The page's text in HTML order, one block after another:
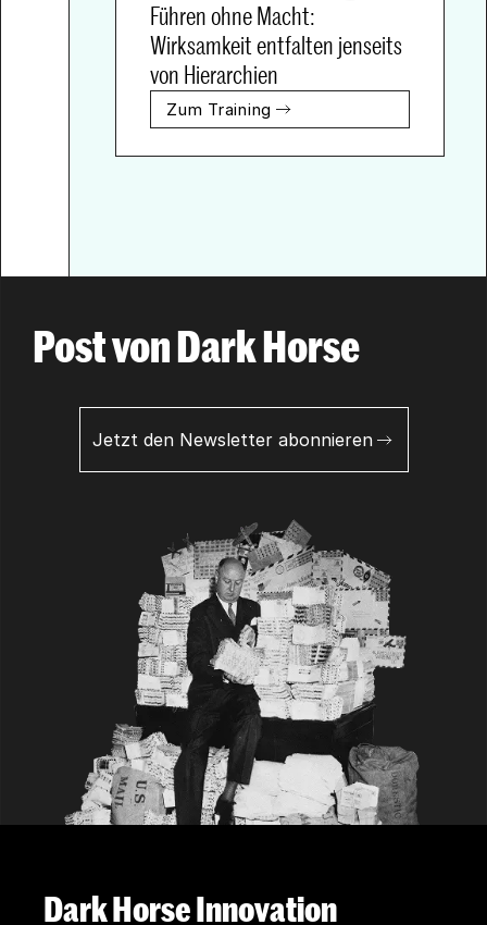
Führen ohne Macht:
Wirksamkeit entfalten jenseits
von Hierarchien
Zum Training
Post von Dark Horse
Jetzt den Newsletter abonnieren
Dark Horse Innovation